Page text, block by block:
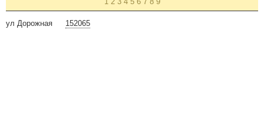
152065
ул Дорожная